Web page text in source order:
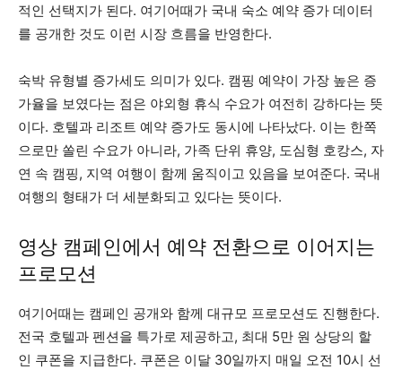
적인 선택지가 된다. 여기어때가 국내 숙소 예약 증가 데이터
를 공개한 것도 이런 시장 흐름을 반영한다.
숙박 유형별 증가세도 의미가 있다. 캠핑 예약이 가장 높은 증
가율을 보였다는 점은 야외형 휴식 수요가 여전히 강하다는 뜻
이다. 호텔과 리조트 예약 증가도 동시에 나타났다. 이는 한쪽
으로만 쏠린 수요가 아니라, 가족 단위 휴양, 도심형 호캉스, 자
연 속 캠핑, 지역 여행이 함께 움직이고 있음을 보여준다. 국내
여행의 형태가 더 세분화되고 있다는 뜻이다.
영상 캠페인에서 예약 전환으로 이어지는
프로모션
여기어때는 캠페인 공개와 함께 대규모 프로모션도 진행한다.
전국 호텔과 펜션을 특가로 제공하고, 최대 5만 원 상당의 할
인 쿠폰을 지급한다. 쿠폰은 이달 30일까지 매일 오전 10시 선